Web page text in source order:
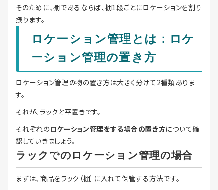
そのために、棚であるならば、棚1段ごとにロケーションを割り
振ります。
ロケーション管理とは：ロケ
ーション管理の置き方
ロケーション管理の物の置き方は大きく分けて2種類ありま
す。
それが、ラックと平置きです。
それぞれのロケーション管理をする場合の置き方について確
認していきましょう。
ラックでのロケーション管理の場合
まずは、商品をラック（棚）に入れて保管する方法です。